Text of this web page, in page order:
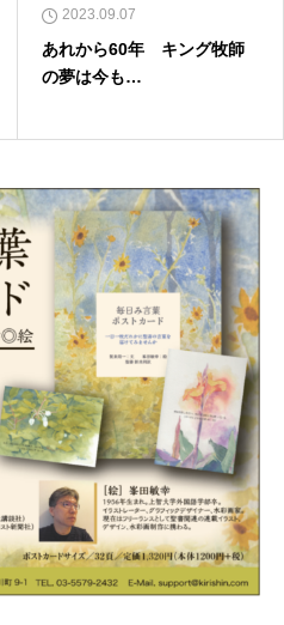
2023.09.07
あれから60年 キング牧師
の夢は今も…